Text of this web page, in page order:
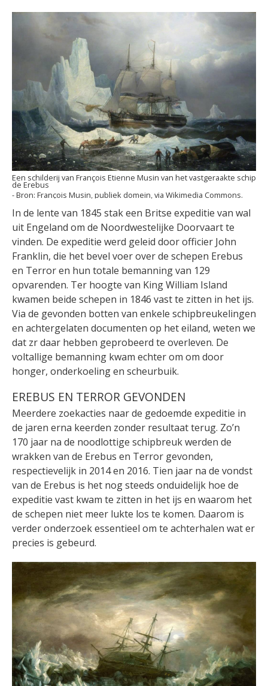
Een schilderij van François Etienne Musin van het vastgeraakte schip
de Erebus
François Musin, publiek domein, via Wikimedia Commons.
In de lente van 1845 stak een Britse expeditie van wal
uit Engeland om de Noordwestelijke Doorvaart te
vinden. De expeditie werd geleid door officier John
Franklin, die het bevel voer over de schepen Erebus
en Terror en hun totale bemanning van 129
opvarenden. Ter hoogte van King William Island
kwamen beide schepen in 1846 vast te zitten in het ijs.
Via de gevonden botten van enkele schipbreukelingen
en achtergelaten documenten op het eiland, weten we
dat zr daar hebben geprobeerd te overleven. De
voltallige bemanning kwam echter om om door
honger, onderkoeling en scheurbuik.
EREBUS EN TERROR GEVONDEN
Meerdere zoekacties naar de gedoemde expeditie in
de jaren erna keerden zonder resultaat terug. Zo’n
170 jaar na de noodlottige schipbreuk werden de
wrakken van de Erebus en Terror gevonden,
respectievelijk in 2014 en 2016. Tien jaar na de vondst
van de Erebus is het nog steeds onduidelijk hoe de
expeditie vast kwam te zitten in het ijs en waarom het
de schepen niet meer lukte los te komen. Daarom is
verder onderzoek essentieel om te achterhalen wat er
precies is gebeurd.